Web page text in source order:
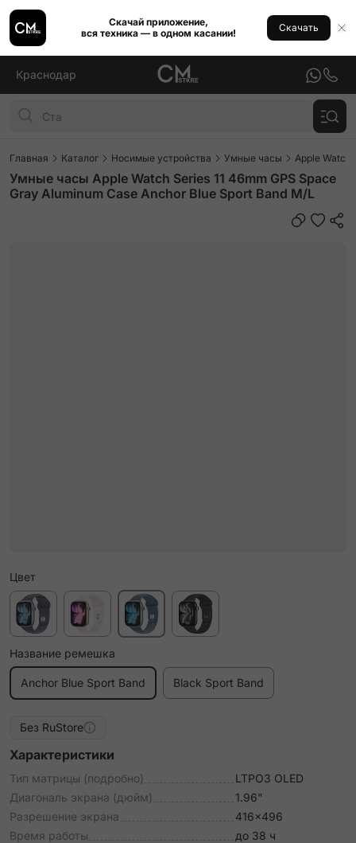
Скачай приложение,
вся техника — в одном касании!
Скачать
Краснодар
Главная Каталог Носимые устройства Умные часы Apple Watch
Умные часы Apple Watch Series 11 46mm GPS Space
Gray Aluminum Case Anchor Blue Sport Band M/L
Цвет
Название ремешка
Anchor Blue Sport Band Black Sport Band
Без RuStore
Характеристики
Тип матрицы (подробно)
LTPO3 OLED
Диагональ экрана (дюйм)
1.96"
Разрешение экрана
416x496
Время работы
до 38 ч